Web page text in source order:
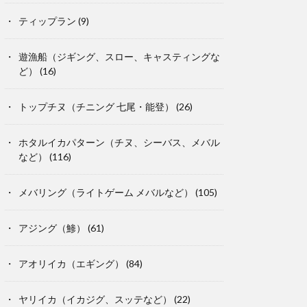
ティップラン (9)
遊漁船（ジギング、スロー、キャスティングな
ど）
(16)
トップチヌ（チニング 七尾・能登） (26)
ホタルイカパターン（チヌ、シーバス、メバル
など）
(116)
メバリング（ライトゲーム メバルなど） (105)
アジング（鯵） (61)
アオリイカ（エギング） (84)
ヤリイカ（イカジグ、スッテなど） (22)